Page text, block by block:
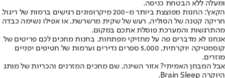
ומעלה ללא הבטחת כניסה.
הקאץ': החנות מפוצצת ביותר מ-200 מיקרופונים רגישים ברמות של ריגול.
חריקה קטנה של הסוליה, רעש של שקית מרשרשת, או אפילו נשימה כבדה
מהתרגשות והמערכת פוסלת אתכם במקום.
אנחנו לא מדברים פה על מחזיקי מפתחות. בחנות מחכים לכם פריטים של
קוסמטיקה יוקרתית, 5,000 ספרים נדירים וערמות של חטיפים יפניים
מוזרים.
אבל המבחן האמיתי? אזור השינה. שם מחכים המזרנים והכריות של מותג
היוקרה Brain Sleep.